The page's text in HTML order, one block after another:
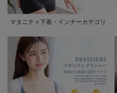
マタニティ下着・インナーカテゴリ